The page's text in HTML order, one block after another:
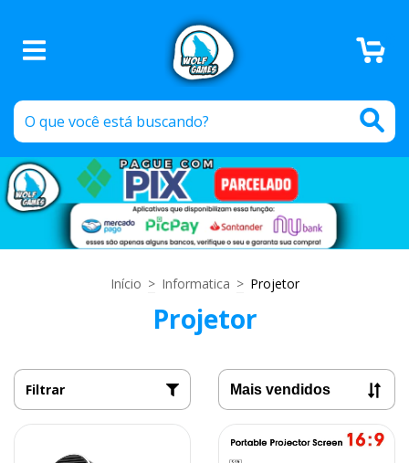
Início > Informatica > Projetor
Projetor
Filtrar